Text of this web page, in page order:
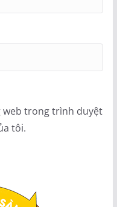
web trong trình duyệt
tôi.